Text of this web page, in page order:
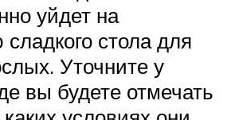
уйдет на
стола для
Уточните у
вы будете отмечать